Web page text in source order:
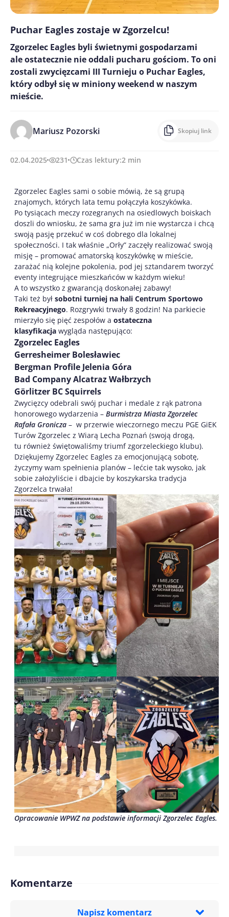
Puchar Eagles zostaje w Zgorzelcu!
Zgorzelec Eagles byli świetnymi gospodarzami
ale ostatecznie nie oddali pucharu gościom. To oni
zostali zwycięzcami III Turnieju o Puchar Eagles,
który odbył się w miniony weekend w naszym
mieście.
Mariusz Pozorski Skopiuj link
02.04.2025 231 Czas lektury:2 min
Zgorzelec Eagles sami o sobie mówią, że są grupą
znajomych, których lata temu połączyła koszykówka.
Po tysiącach meczy rozegranych na osiedlowych boiskach
doszli do wniosku, że sama gra już im nie wystarcza i chcą
swoją pasję przekuć w coś dobrego dla lokalnej
społeczności. I tak właśnie „Orły” zaczęły realizować swoją
misję – promować amatorską koszykówkę w mieście,
zarażać nią kolejne pokolenia, pod jej sztandarem tworzyć
eventy integrujące mieszkańców w każdym wieku!
A to wszystko z gwarancją doskonałej zabawy!
Taki też był sobotni turniej na hali Centrum Sportowo
Rekreacyjnego. Rozgrywki trwały 8 godzin! Na parkiecie
mierzyło się pięć zespołów a ostateczna
klasyfikacja wygląda następująco:
Zgorzelec Eagles
Gerresheimer Bolesławiec
Bergman Profile Jelenia Góra
Bad Company Alcatraz Wałbrzych
Görlitzer BC Squirrels
Zwycięzcy odebrali swój puchar i medale z rąk patrona
honorowego wydarzenia – Burmistrza Miasta Zgorzelec
Rafała Gronicza – w przerwie wieczornego meczu PGE GiEK
Turów Zgorzelec z Wiarą Lecha Poznań (swoją drogą,
tu również świętowaliśmy triumf zgorzeleckiego klubu).
Dziękujemy Zgorzelec Eagles za emocjonującą sobotę,
życzymy wam spełnienia planów – lećcie tak wysoko, jak
sobie założyliście i dbajcie by koszykarska tradycja
Zgorzelca trwała!
Opracowanie WPWZ na podstawie informacji Zgorzelec Eagles.
Komentarze
Napisz komentarz